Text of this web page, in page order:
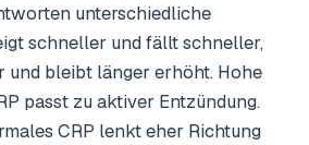
unterschiedliche
schneller und fällt schneller,
und bleibt länger erhöht. Hohe
passt zu aktiver Entzündung.
CRP lenkt eher Richtung